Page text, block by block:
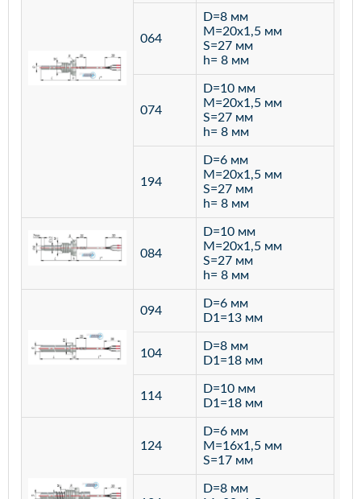
064
D=8 мм
M=20х1,5 мм
S=27 мм
h= 8 мм
074
D=10 мм
M=20х1,5 мм
S=27 мм
h= 8 мм
194
D=6 мм
M=20х1,5 мм
S=27 мм
h= 8 мм
084
D=10 мм
M=20х1,5 мм
S=27 мм
h= 8 мм
094
D=6 мм
D1=13 мм
104
D=8 мм
D1=18 мм
114
D=10 мм
D1=18 мм
124
D=6 мм
M=16х1,5 мм
S=17 мм
D=8 мм